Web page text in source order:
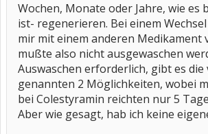
Wochen, Monate oder Jahre, wie es
ist- regenerieren. Bei einem
mir mit einem anderen Medikament
mußte also nicht ausgewaschen
Auswaschen erforderlich, gibt es die
genannten 2 Möglichkeiten, wobei
bei Colestyramin reichten nur 5
Aber wie gesagt, hab ich keine